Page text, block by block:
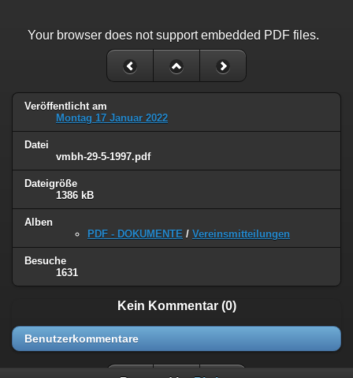
Your browser does not support embedded PDF files.
Veröffentlicht am
Montag 17 Januar 2022
Datei
vmbh-29-5-1997.pdf
Dateigröße
1386 kB
Alben
PDF - DOKUMENTE / Vereinsmitteilungen
Besuche
1631
Kein Kommentar (0)
Benutzerkommentare